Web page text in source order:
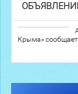
Крыма»